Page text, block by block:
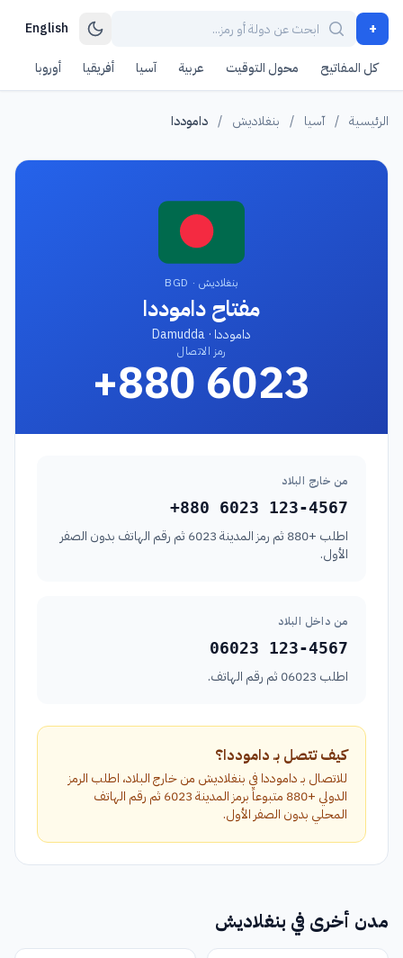
+
English
كل المفاتيح محول التوقيت عربية آسيا أفريقيا أوروبا
الرئيسية / آسيا / بنغلاديش / داموددا
بنغلاديش · BGD
مفتاح داموددا
داموددا · Damudda
رمز الاتصال
+880 6023
من خارج البلاد
+880 6023 123-4567
اطلب +880 ثم رمز المدينة 6023 ثم رقم الهاتف بدون الصفر
الأول.
من داخل البلاد
06023 123-4567
اطلب 06023 ثم رقم الهاتف.
كيف تتصل بـ داموددا؟
للاتصال بـ داموددا في بنغلاديش من خارج البلاد، اطلب الرمز
الدولي +880 متبوعاً برمز المدينة 6023 ثم رقم الهاتف
المحلي بدون الصفر الأول.
مدن أخرى في بنغلاديش